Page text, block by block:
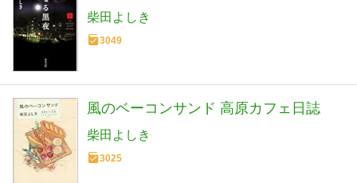
柴田よしき
3049
風のベーコンサンド 高原カフェ日誌
柴田よしき
3025